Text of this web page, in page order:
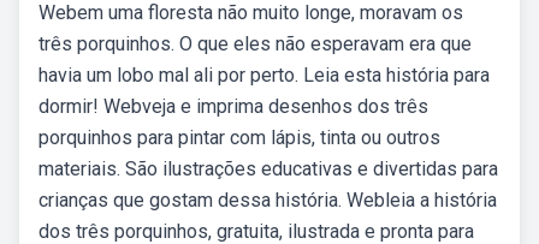
Webem uma floresta não muito longe, moravam os
três porquinhos. O que eles não esperavam era que
havia um lobo mal ali por perto. Leia esta história para
dormir! Webveja e imprima desenhos dos três
porquinhos para pintar com lápis, tinta ou outros
materiais. São ilustrações educativas e divertidas para
crianças que gostam dessa história. Webleia a história
dos três porquinhos, gratuita, ilustrada e pronta para